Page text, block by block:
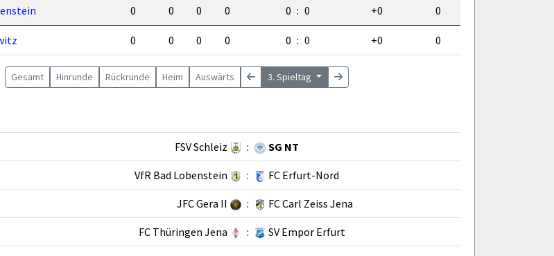
0 0 0 0 0 : 0 +0 0
0 0 0 0 0 : 0 +0 0
Gesamt Hinrunde Rückrunde Heim Auswärts 3. Spieltag
FSV Schleiz : SG NT
VfR Bad Lobenstein : FC Erfurt-Nord
JFC Gera II : FC Carl Zeiss Jena
FC Thüringen Jena : SV Empor Erfurt